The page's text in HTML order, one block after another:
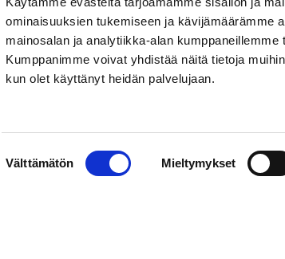
ominaisuuksien tukemiseen ja kävijämäärämme
mainosalan ja analytiikka-alan
Kumppanimme voivat yhdistää näitä tietoja
kun olet käyttänyt heidän palvelujaan.
Välttämätön Mieltymykset
Oy
YHTEYSTIEDOT
Puh: 02 01 555 600
sportshop@vaasansport.fi